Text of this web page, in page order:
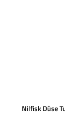
Nilfisk Düse